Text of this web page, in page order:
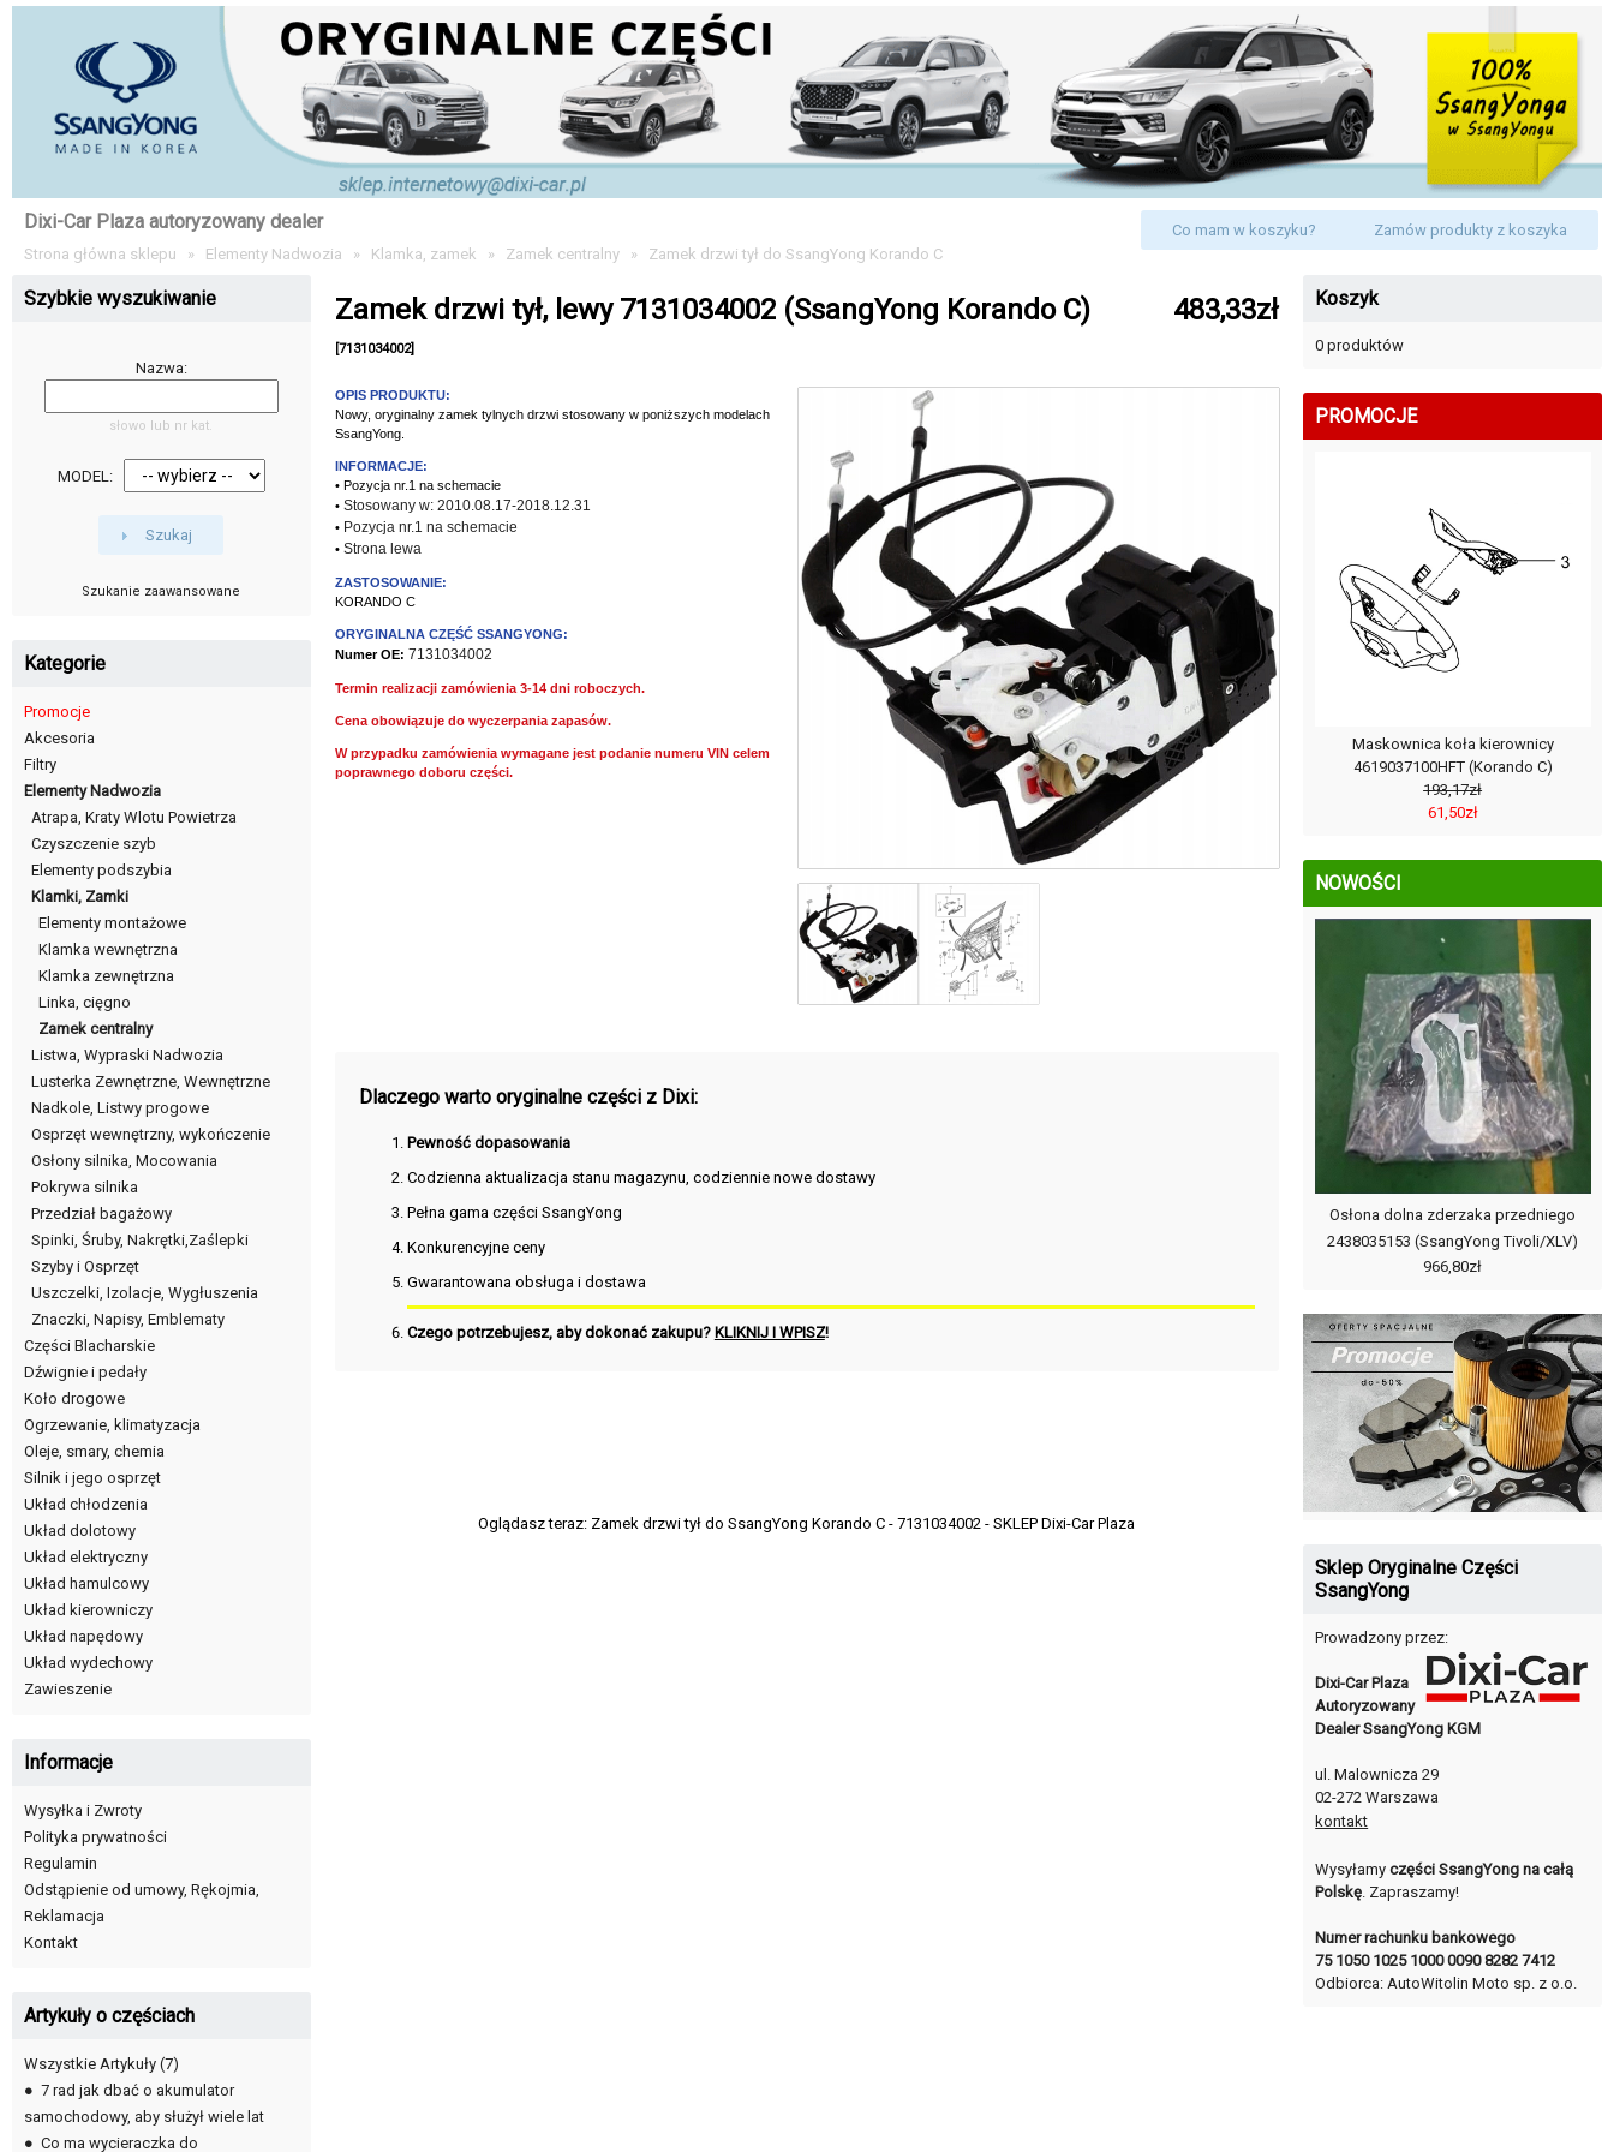
Dixi-Car Plaza autoryzowany dealer
Strona główna sklepu » Elementy Nadwozia » Klamka, zamek » Zamek centralny » Zamek drzwi tył do SsangYong Korando C
Co mam w koszyku? Zamów produkty z koszyka
483,33zł
Zamek drzwi tył, lewy 7131034002 (SsangYong Korando C)
[7131034002]
OPIS PRODUKTU:
Nowy, oryginalny zamek tylnych drzwi stosowany w poniższych modelach
SsangYong.
INFORMACJE:
• Pozycja nr.1 na schemacie
• Stosowany w: 2010.08.17-2018.12.31
• Pozycja nr.1 na schemacie
• Strona lewa
ZASTOSOWANIE:
KORANDO C
ORYGINALNA CZĘŚĆ SSANGYONG:
Numer OE: 7131034002
Termin realizacji zamówienia 3-14 dni roboczych.
Cena obowiązuje do wyczerpania zapasów.
W przypadku zamówienia wymagane jest podanie numeru VIN celem
poprawnego doboru części.
Dlaczego warto oryginalne części z Dixi:
Pewność dopasowania
Codzienna aktualizacja stanu magazynu, codziennie nowe dostawy
Pełna gama części SsangYong
Konkurencyjne ceny
Gwarantowana obsługa i dostawa
Czego potrzebujesz, aby dokonać zakupu? KLIKNIJ I WPISZ!
Oglądasz teraz: Zamek drzwi tył do SsangYong Korando C - 7131034002 - SKLEP Dixi-Car Plaza
Szybkie wyszukiwanie
Nazwa:
słowo lub nr kat.
MODEL:
Szukaj
Szukanie zaawansowane
Kategorie
Promocje
Akcesoria
Filtry
Elementy Nadwozia
Atrapa, Kraty Wlotu Powietrza
Czyszczenie szyb
Elementy podszybia
Klamki, Zamki
Elementy montażowe
Klamka wewnętrzna
Klamka zewnętrzna
Linka, cięgno
Zamek centralny
Listwa, Wypraski Nadwozia
Lusterka Zewnętrzne, Wewnętrzne
Nadkole, Listwy progowe
Osprzęt wewnętrzny, wykończenie
Osłony silnika, Mocowania
Pokrywa silnika
Przedział bagażowy
Spinki, Śruby, Nakrętki,Zaślepki
Szyby i Osprzęt
Uszczelki, Izolacje, Wygłuszenia
Znaczki, Napisy, Emblematy
Części Blacharskie
Dźwignie i pedały
Koło drogowe
Ogrzewanie, klimatyzacja
Oleje, smary, chemia
Silnik i jego osprzęt
Układ chłodzenia
Układ dolotowy
Układ elektryczny
Układ hamulcowy
Układ kierowniczy
Układ napędowy
Układ wydechowy
Zawieszenie
Informacje
Wysyłka i Zwroty
Polityka prywatności
Regulamin
Odstąpienie od umowy, Rękojmia,
Reklamacja
Kontakt
Artykuły o częściach
Wszystkie Artykuły (7)
● 7 rad jak dbać o akumulator
samochodowy, aby służył wiele lat
● Co ma wycieraczka do
Koszyk
0 produktów
PROMOCJE
Maskownica koła kierownicy
4619037100HFT (Korando C)
193,17zł
61,50zł
NOWOŚCI
Osłona dolna zderzaka przedniego
2438035153 (SsangYong Tivoli/XLV)
966,80zł
Sklep Oryginalne Części
SsangYong
Prowadzony przez:
Dixi-Car Plaza
Autoryzowany
Dealer SsangYong KGM
ul. Malownicza 29
02-272 Warszawa
kontakt
Wysyłamyczęści SsangYong na całą
Polskę. Zapraszamy!
Numer rachunku bankowego
75 1050 1025 1000 0090 8282 7412
Odbiorca: AutoWitolin Moto sp. z o.o.